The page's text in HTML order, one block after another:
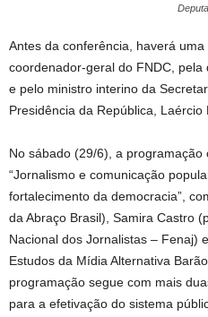
Antes da conferência, haverá
coordenador-geral do FNDC,
e pelo ministro interino da
Presidência da República, Laércio
No sábado (29/6), a
“Jornalismo e comunicação
fortalecimento da democracia”,
da Abraço Brasil), Samira Castro
Nacional dos Jornalistas – Fenaj)
Estudos da Mídia Alternativa
programação segue com mais
para a efetivação do sistema